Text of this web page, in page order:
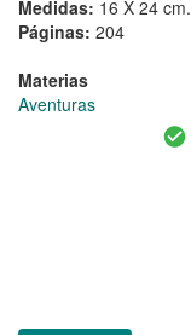
Medidas: 16 X 24 cm.
Páginas: 204
Materias
Aventuras